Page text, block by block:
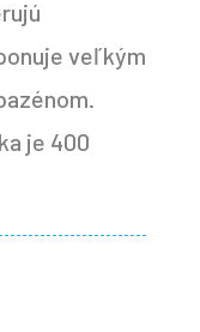
veľkým
je 400